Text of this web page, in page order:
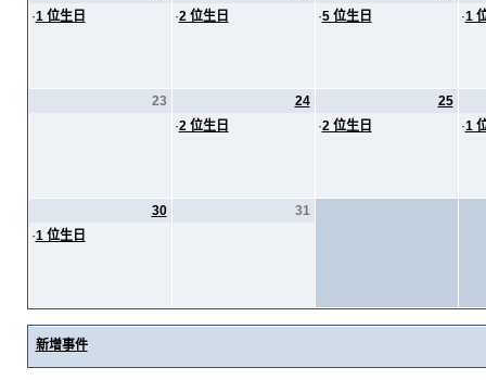
·1 位生日
·2 位生日
·5 位生日 ·1
23
24
·2 位生日
25
·2 位生日 ·1
30
·1 位生日
31
新增事件